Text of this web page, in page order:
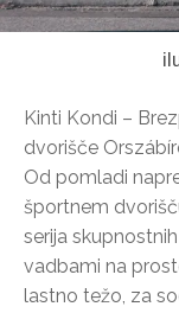
Kinti Kondi –
dvorišče
Od pomladi
športnem
serija
vadbami na
lastno težo, za